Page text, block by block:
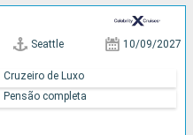
Seattle 10/09/2027
Cruzeiro de Luxo
Pensão completa